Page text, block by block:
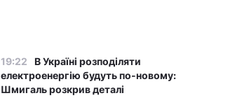
19:22
В Україні розподіляти
електроенергію будуть по-новому:
Шмигаль розкрив деталі